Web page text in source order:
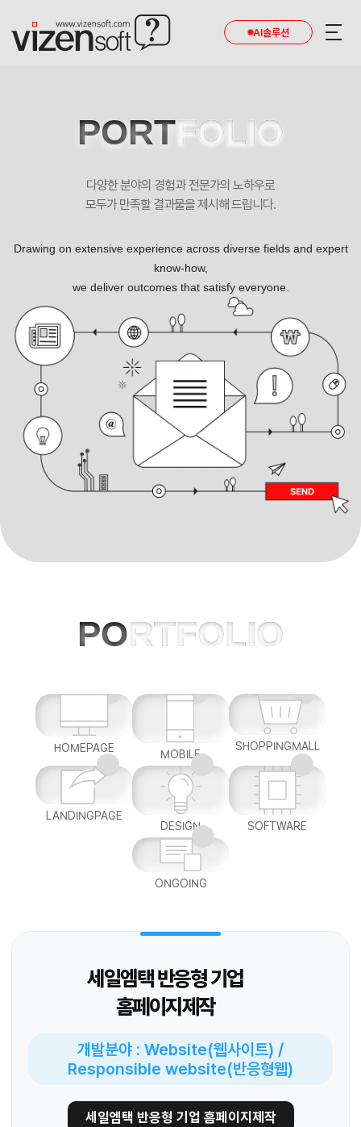
AI솔루션
세일엠택 반응형 기업 홈페이지제작 포트폴리오
PORTFOLIO
다양한 분야의 경험과 전문가의 노하우로
모두가 만족할 결과물을 제시해 드립니다.
Drawing on extensive experience across diverse fields and expert
know-how,
we deliver outcomes that satisfy everyone.
PORTFOLIO
HOMEPAGE MOBILE
SHOPPINGMALL
LANDINGPAGE
DESIGN
SOFTWARE
ONGOING
세일엠택 반응형 기업
홈페이지제작
개발분야 : Website(웹사이트) /
Responsible website(반응형웹)
세일엠택 반응형 기업 홈페이지제작